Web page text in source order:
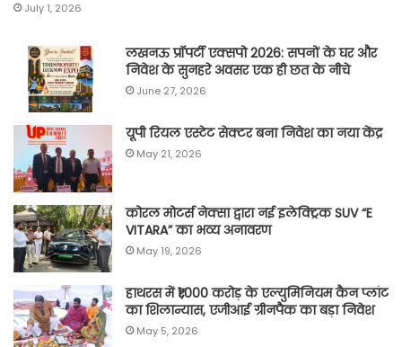
July 1, 2026
लखनऊ प्रॉपर्टी एक्सपो 2026: सपनों के घर और
निवेश के सुनहरे अवसर एक ही छत के नीचे
June 27, 2026
यूपी रियल एस्टेट सेक्टर बना निवेश का नया केंद्र
May 21, 2026
कोरल मोटर्स नेक्सा द्वारा नई इलेक्ट्रिक SUV “E
VITARA” का भव्य अनावरण
May 19, 2026
हाथरस में ₹1,000 करोड़ के एल्युमिनियम कैन प्लांट
का शिलान्यास, एजीआई ग्रीनपैक का बड़ा निवेश
May 5, 2026